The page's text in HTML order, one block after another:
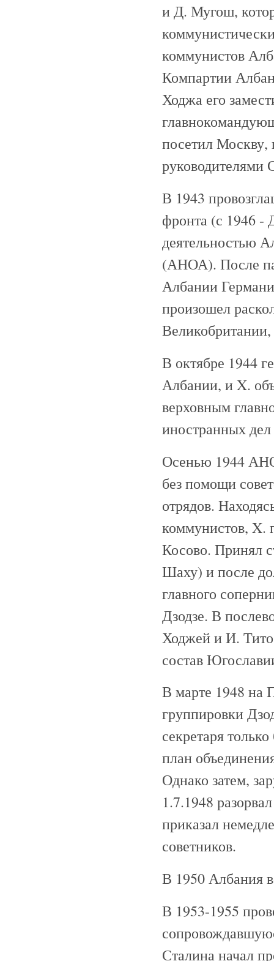
и Д. Мугош,
коммунистов
Компартии
Ходжа его
посетил Москву,
В 1943
фронта (с 1946 -
деятельностью
(АНОА). После
Албании
произошел
В октябре 1944
Албании, и X.
верховным
иностранных
Осенью 1944
без помощи
отрядов.
коммунистов, X.
Косово. Принял
Шаху) и после
главного
Дзодзе. В
Ходжей и И.
состав
В марте 1948 на
группировки
секретаря
план
Однако затем,
1.7.1948
приказал
советников.
В 1950 Албания
В 1953-1955
Сталина начал